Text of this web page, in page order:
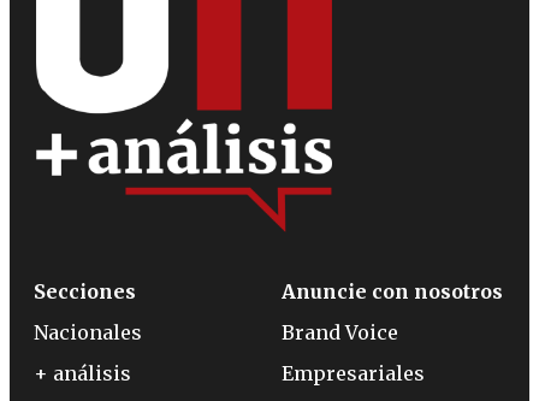
Secciones
Nacionales
+ análisis
Anuncie con nosotros
Brand Voice
Empresariales